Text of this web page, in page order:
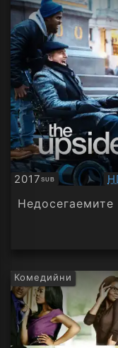
2017SUB
Субтитри
Недосегаемите
Комедийни